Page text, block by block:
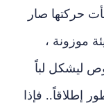
حركتها صار
موزونة ،
ليشكل لباً
إطلاقاً.. فإذا